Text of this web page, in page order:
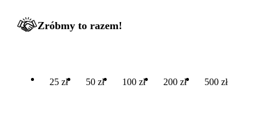
Zróbmy to razem!
25 zł 50 zł 100 zł 200 zł 500 zł